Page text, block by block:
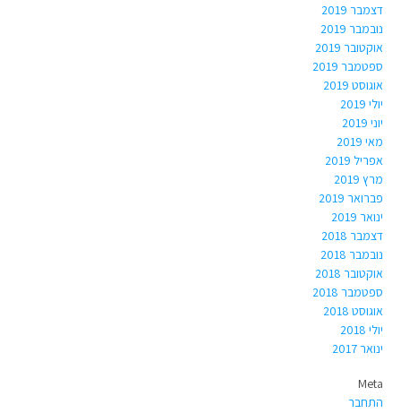
דצמבר 2019
נובמבר 2019
אוקטובר 2019
ספטמבר 2019
אוגוסט 2019
יולי 2019
יוני 2019
מאי 2019
אפריל 2019
מרץ 2019
פברואר 2019
ינואר 2019
דצמבר 2018
נובמבר 2018
אוקטובר 2018
ספטמבר 2018
אוגוסט 2018
יולי 2018
ינואר 2017
Meta
התחבר